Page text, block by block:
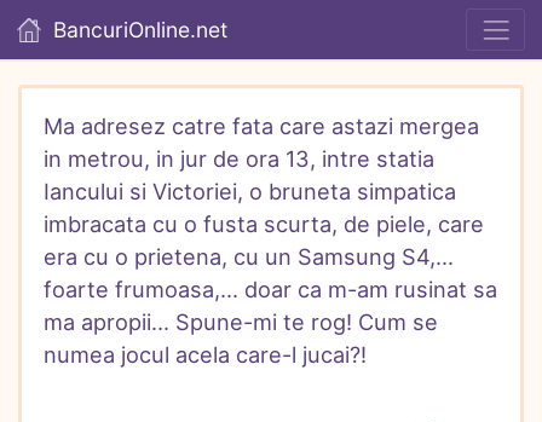
BancuriOnline.net
Ma adresez catre fata care astazi mergea
in metrou, in jur de ora 13, intre statia
Iancului si Victoriei, o bruneta simpatica
imbracata cu o fusta scurta, de piele, care
era cu o prietena, cu un Samsung S4,...
foarte frumoasa,... doar ca m-am rusinat sa
ma apropii... Spune-mi te rog! Cum se
numea jocul acela care-l jucai?!